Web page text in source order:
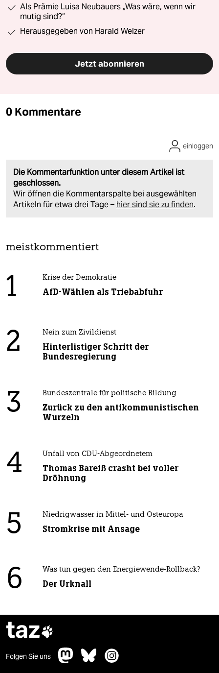
Als Prämie Luisa Neubauers „Was wäre, wenn wir
mutig sind?“
Herausgegeben von Harald Welzer
Jetzt abonnieren
0 Kommentare
Die Kommentarfunktion unter diesem Artikel ist
geschlossen.
Wir öffnen die Kommentarspalte bei ausgewählten
Artikeln für etwa drei Tage – hier sind sie zu finden.
einloggen
meistkommentiert
1 Krise der Demokratie
AfD-Wählen als Triebabfuhr
2 Nein zum Zivildienst
Hinterlistiger Schritt der
Bundesregierung
3 Bundeszentrale für politische Bildung
Zurück zu den antikommunistischen
Wurzeln
4 Unfall von CDU-Abgeordnetem
Thomas Bareiß crasht bei voller
Dröhnung
5 Niedrigwasser in Mittel- und Osteuropa
Stromkrise mit Ansage
6 Was tun gegen den Energiewende-Rollback?
Der Urknall
taz
Folgen Sie uns